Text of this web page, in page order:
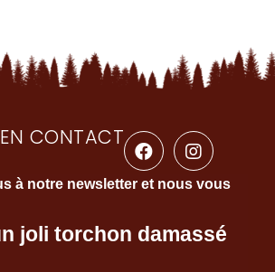
CONTACT
à notre newsletter et nous vous
joli torchon damassé